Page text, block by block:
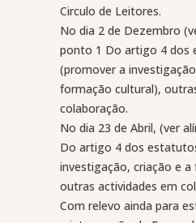
Circulo de Leitores.
No dia 2 de Dezembro
ponto 1 Do artigo 4 dos
(promover a
formação cultural),
colaboração.
No dia 23 de Abril, (ver
Do artigo 4 dos
investigação, criação e
outras actividades em
Com relevo ainda para